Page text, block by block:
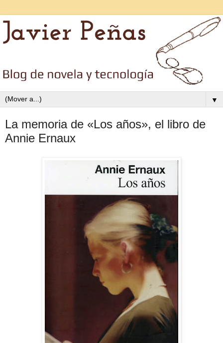
▼
La memoria de «Los años», el libro de
Annie Ernaux